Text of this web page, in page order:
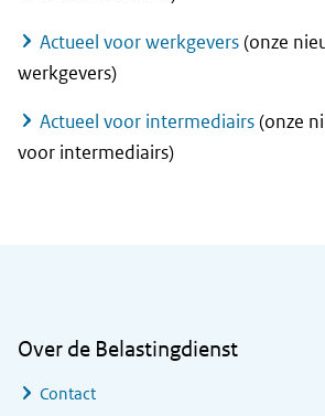
Actueel voor werkgevers(onze
werkgevers)
Actueel voor intermediairs(onze
voor intermediairs)
Over de Belastingdienst
Contact